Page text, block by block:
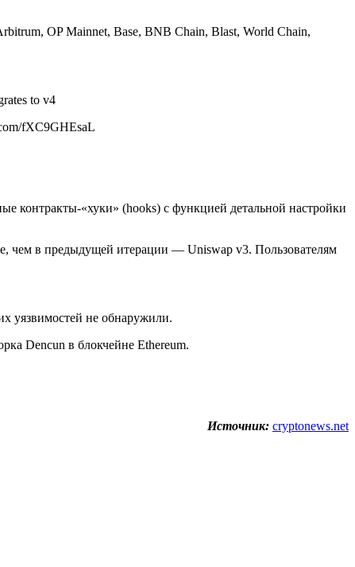
OP Mainnet, Base, BNB Chain, Blast, World Chain,
to v4
fXC9GHEsaL
контракты-«хуки» (hooks) с функцией детальной настройки
чем в предыдущей итерации — Uniswap v3. Пользователям
уязвимостей не обнаружили.
Dencun в блокчейне Ethereum.
Источник: cryptonews.net